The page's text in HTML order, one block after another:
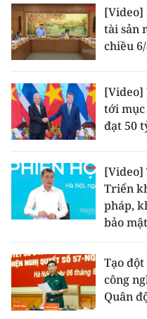
[Video]
tài sản
chiều
[Video]
tới
đạt 50
[Video]
Triển
pháp,
bảo mật
Tạo
công
Quân